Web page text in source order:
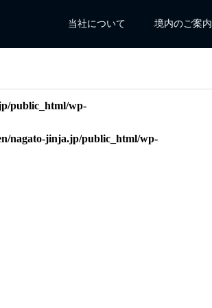
当社について 境内のご案内
public_html/wp-
nagato-jinja.jp/public_html/wp-